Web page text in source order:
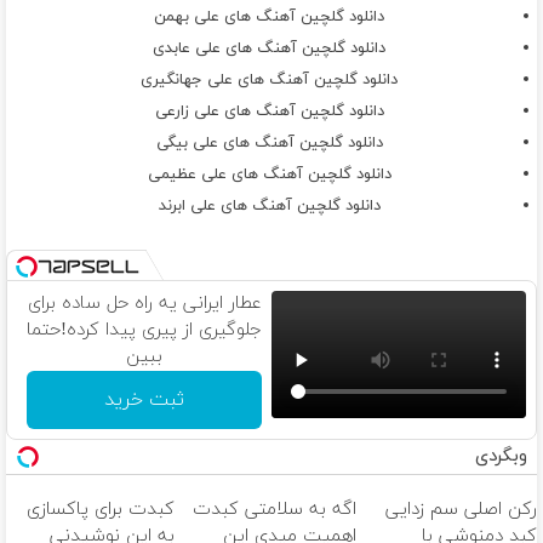
دانلود گلچین آهنگ های علی بهمن
دانلود گلچین آهنگ های علی عابدی
دانلود گلچین آهنگ های علی جهانگیری
دانلود گلچین آهنگ های علی زارعی
دانلود گلچین آهنگ های علی بیگی
دانلود گلچین آهنگ های علی عظیمی
دانلود گلچین آهنگ های علی ابرند
عطار ایرانی یه راه حل ساده برای
جلوگیری از پیری پیدا کرده!حتما
ببین
ثبت خرید
وبگردی
رکن اصلی سم زدایی
کبد دمنوشی با
اگه به سلامتی کبدت
اهمیت میدی این
کبدت برای پاکسازی
به این نوشیدنی